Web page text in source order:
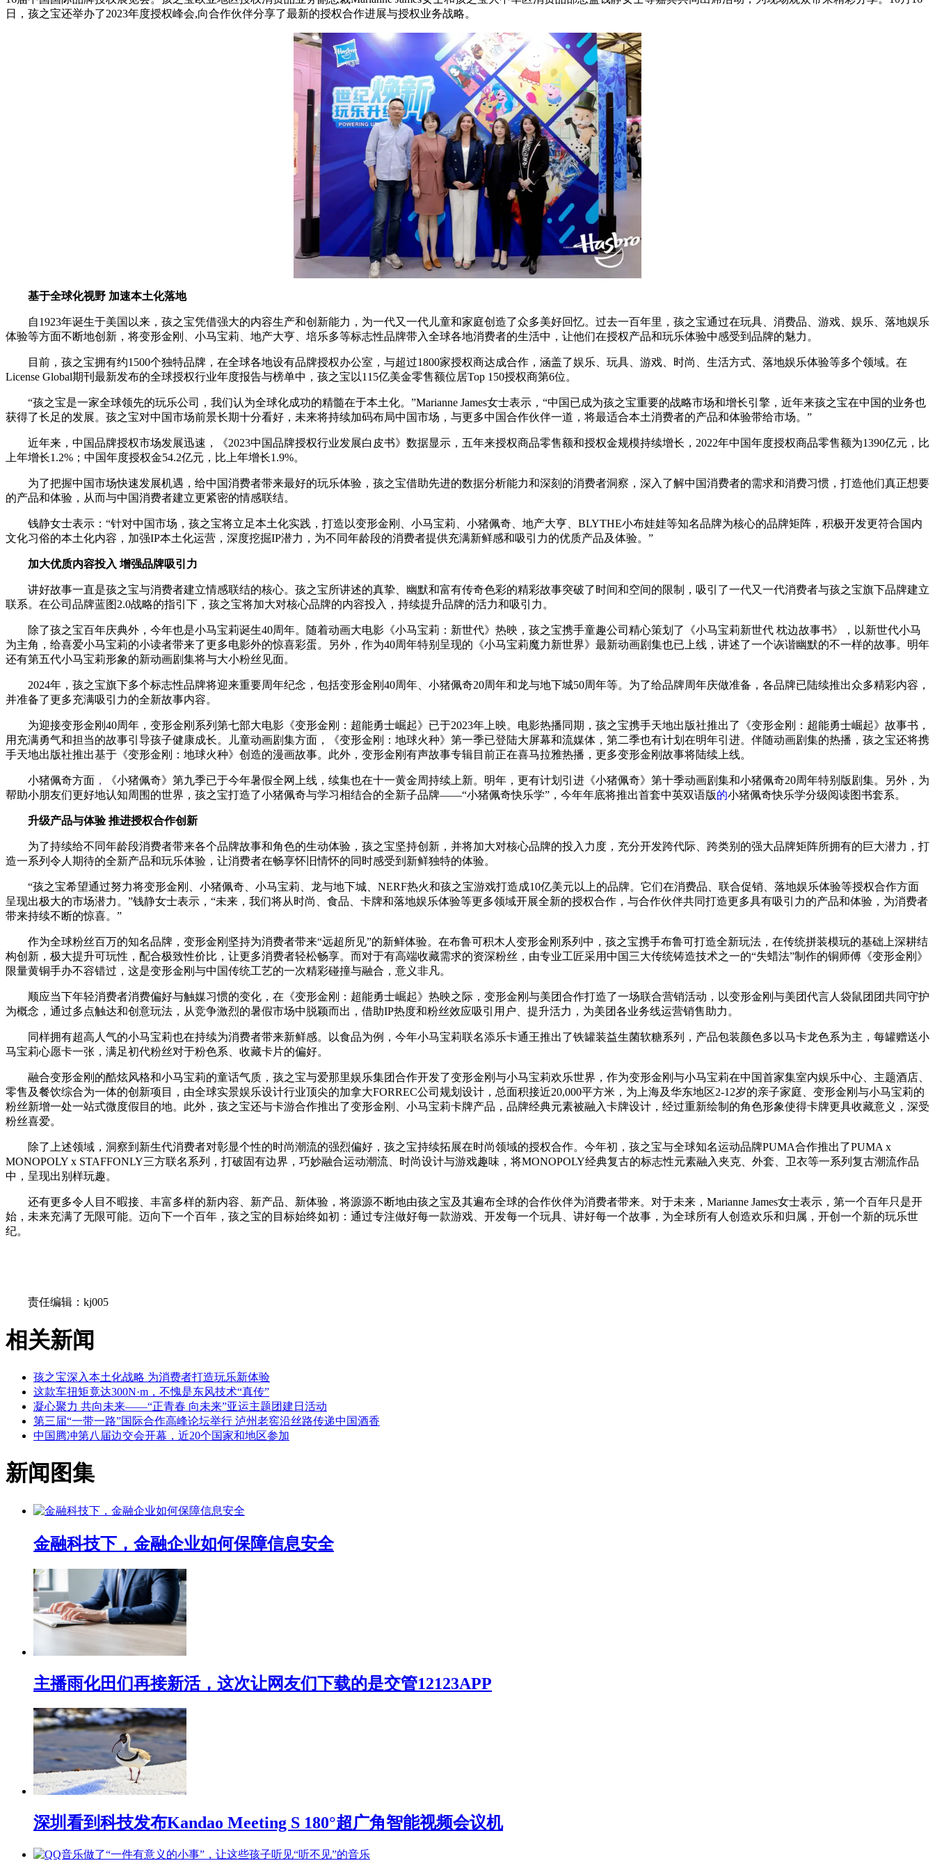
日，孩之宝还举办了2023年度授权峰会,向合作伙伴分享了最新的授权合作进展与授权业务战略。
基于全球化视野 加速本土化落地
自1923年诞生于美国以来，孩之宝凭借强大的内容生产和创新能力，为一代又一代儿童和家庭创造了众多美好回忆。过去一百年里，孩之宝通过在玩具、消费品、游戏、娱乐、落地娱乐
体验等方面不断地创新，将变形金刚、小马宝莉、地产大亨、培乐多等标志性品牌带入全球各地消费者的生活中，让他们在授权产品和玩乐体验中感受到品牌的魅力。
目前，孩之宝拥有约1500个独特品牌，在全球各地设有品牌授权办公室，与超过1800家授权商达成合作，涵盖了娱乐、玩具、游戏、时尚、生活方式、落地娱乐体验等多个领域。在
License Global期刊最新发布的全球授权行业年度报告与榜单中，孩之宝以115亿美金零售额位居Top 150授权商第6位。
“孩之宝是一家全球领先的玩乐公司，我们认为全球化成功的精髓在于本土化。”Marianne James女士表示，“中国已成为孩之宝重要的战略市场和增长引擎，近年来孩之宝在中国的业务也
获得了长足的发展。孩之宝对中国市场前景长期十分看好，未来将持续加码布局中国市场，与更多中国合作伙伴一道，将最适合本土消费者的产品和体验带给市场。”
近年来，中国品牌授权市场发展迅速，《2023中国品牌授权行业发展白皮书》数据显示，五年来授权商品零售额和授权金规模持续增长，2022年中国年度授权商品零售额为1390亿元，比
上年增长1.2%；中国年度授权金54.2亿元，比上年增长1.9%。
为了把握中国市场快速发展机遇，给中国消费者带来最好的玩乐体验，孩之宝借助先进的数据分析能力和深刻的消费者洞察，深入了解中国消费者的需求和消费习惯，打造他们真正想要
的产品和体验，从而与中国消费者建立更紧密的情感联结。
钱静女士表示：“针对中国市场，孩之宝将立足本土化实践，打造以变形金刚、小马宝莉、小猪佩奇、地产大亨、BLYTHE小布娃娃等知名品牌为核心的品牌矩阵，积极开发更符合国内
文化习俗的本土化内容，加强IP本土化运营，深度挖掘IP潜力，为不同年龄段的消费者提供充满新鲜感和吸引力的优质产品及体验。”
加大优质内容投入 增强品牌吸引力
讲好故事一直是孩之宝与消费者建立情感联结的核心。孩之宝所讲述的真挚、幽默和富有传奇色彩的精彩故事突破了时间和空间的限制，吸引了一代又一代消费者与孩之宝旗下品牌建立
联系。在公司品牌蓝图2.0战略的指引下，孩之宝将加大对核心品牌的内容投入，持续提升品牌的活力和吸引力。
除了孩之宝百年庆典外，今年也是小马宝莉诞生40周年。随着动画大电影《小马宝莉：新世代》热映，孩之宝携手童趣公司精心策划了《小马宝莉新世代 枕边故事书》，以新世代小马
为主角，给喜爱小马宝莉的小读者带来了更多电影外的惊喜彩蛋。另外，作为40周年特别呈现的《小马宝莉魔力新世界》最新动画剧集也已上线，讲述了一个诙谐幽默的不一样的故事。明年
还有第五代小马宝莉形象的新动画剧集将与大小粉丝见面。
2024年，孩之宝旗下多个标志性品牌将迎来重要周年纪念，包括变形金刚40周年、小猪佩奇20周年和龙与地下城50周年等。为了给品牌周年庆做准备，各品牌已陆续推出众多精彩内容，
并准备了更多充满吸引力的全新故事内容。
为迎接变形金刚40周年，变形金刚系列第七部大电影《变形金刚：超能勇士崛起》已于2023年上映。电影热播同期，孩之宝携手天地出版社推出了《变形金刚：超能勇士崛起》故事书，
用充满勇气和担当的故事引导孩子健康成长。儿童动画剧集方面，《变形金刚：地球火种》第一季已登陆大屏幕和流媒体，第二季也有计划在明年引进。伴随动画剧集的热播，孩之宝还将携
手天地出版社推出基于《变形金刚：地球火种》创造的漫画故事。此外，变形金刚有声故事专辑目前正在喜马拉雅热播，更多变形金刚故事将陆续上线。
小猪佩奇方面 ，
《小猪佩奇》第九季已于今年暑假全网上线，续集也在十一黄金周持续上新。明年，更有计划引进《小猪佩奇》第十季动画剧集和小猪佩奇20周年特别版剧集。另外，为
帮助小朋友们更好地认知周围的世界，孩之宝打造了小猪佩奇与学习相结合的全新子品牌——“小猪佩奇快乐学”，今年年底将推出首套中英双语版的小猪佩奇快乐学分级阅读图书套系。
升级产品与体验 推进授权合作创新
为了持续给不同年龄段消费者带来各个品牌故事和角色的生动体验，孩之宝坚持创新，并将加大对核心品牌的投入力度，充分开发跨代际、跨类别的强大品牌矩阵所拥有的巨大潜力，打
造一系列令人期待的全新产品和玩乐体验，让消费者在畅享怀旧情怀的同时感受到新鲜独特的体验。
“孩之宝希望通过努力将变形金刚、小猪佩奇、小马宝莉、龙与地下城、NERF热火和孩之宝游戏打造成10亿美元以上的品牌。它们在消费品、联合促销、落地娱乐体验等授权合作方面
呈现出极大的市场潜力。”钱静女士表示，“未来，我们将从时尚、食品、卡牌和落地娱乐体验等更多领域开展全新的授权合作，与合作伙伴共同打造更多具有吸引力的产品和体验，为消费者
带来持续不断的惊喜。”
作为全球粉丝百万的知名品牌，变形金刚坚持为消费者带来“远超所见”的新鲜体验。在布鲁可积木人变形金刚系列中，孩之宝携手布鲁可打造全新玩法，在传统拼装模玩的基础上深耕结
构创新，极大提升可玩性，配合极致性价比，让更多消费者轻松畅享。而对于有高端收藏需求的资深粉丝，由专业工匠采用中国三大传统铸造技术之一的“失蜡法”制作的铜师傅《变形金刚》
限量黄铜手办不容错过，这是变形金刚与中国传统工艺的一次精彩碰撞与融合，意义非凡。
顺应当下年轻消费者消费偏好与触媒习惯的变化，在《变形金刚：超能勇士崛起》热映之际，变形金刚与美团合作打造了一场联合营销活动，以变形金刚与美团代言人袋鼠团团共同守护
为概念，通过多点触达和创意玩法，从竞争激烈的暑假市场中脱颖而出，借助IP热度和粉丝效应吸引用户、提升活力，为美团各业务线运营销售助力。
同样拥有超高人气的小马宝莉也在持续为消费者带来新鲜感。以食品为例，今年小马宝莉联名添乐卡通王推出了铁罐装益生菌软糖系列，产品包装颜色多以马卡龙色系为主，每罐赠送小
马宝莉心愿卡一张，满足初代粉丝对于粉色系、收藏卡片的偏好。
融合变形金刚的酷炫风格和小马宝莉的童话气质，孩之宝与爱那里娱乐集团合作开发了变形金刚与小马宝莉欢乐世界，作为变形金刚与小马宝莉在中国首家集室内娱乐中心、主题酒店、
零售及餐饮综合为一体的创新项目，由全球实景娱乐设计行业顶尖的加拿大FORREC公司规划设计，总面积接近20,000平方米，为上海及华东地区2-12岁的亲子家庭、变形金刚与小马宝莉的
粉丝新增一处一站式微度假目的地。此外，孩之宝还与卡游合作推出了变形金刚、小马宝莉卡牌产品，品牌经典元素被融入卡牌设计，经过重新绘制的角色形象使得卡牌更具收藏意义，深受
粉丝喜爱。
除了上述领域，洞察到新生代消费者对彰显个性的时尚潮流的强烈偏好，孩之宝持续拓展在时尚领域的授权合作。今年初，孩之宝与全球知名运动品牌PUMA合作推出了PUMA x
MONOPOLY x STAFFONLY三方联名系列，打破固有边界，巧妙融合运动潮流、时尚设计与游戏趣味，将MONOPOLY经典复古的标志性元素融入夹克、外套、卫衣等一系列复古潮流作品
中，呈现出别样玩趣。
还有更多令人目不暇接、丰富多样的新内容、新产品、新体验，将源源不断地由孩之宝及其遍布全球的合作伙伴为消费者带来。对于未来，Marianne James女士表示，第一个百年只是开
始，未来充满了无限可能。迈向下一个百年，孩之宝的目标始终如初：通过专注做好每一款游戏、开发每一个玩具、讲好每一个故事，为全球所有人创造欢乐和归属，开创一个新的玩乐世
纪。
责任编辑：kj005
相关新闻
孩之宝深入本土化战略 为消费者打造玩乐新体验
这款车扭矩竟达300N·m，不愧是东风技术“真传”
凝心聚力 共向未来——“正青春 向未来”亚运主题团建日活动
第三届“一带一路”国际合作高峰论坛举行 泸州老窖沿丝路传递中国酒香
中国腾冲第八届边交会开幕，近20个国家和地区参加
新闻图集
金融科技下，金融企业如何保障信息安全
主播雨化田们再接新活，这次让网友们下载的是交管12123APP
深圳看到科技发布Kandao Meeting S 180°超广角智能视频会议机